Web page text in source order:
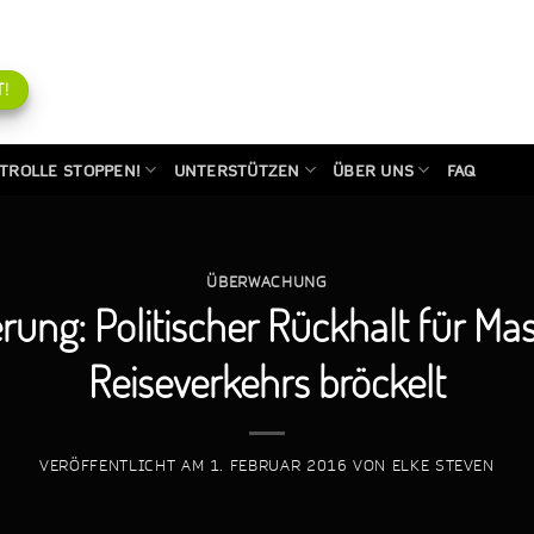
STOPPEN! UNTERSTÜTZEN ÜBER UNS FAQ
ÜBERWACHUNG
Politischer Rückhalt für
Reiseverkehrs bröckelt
VERÖFFENTLICHT AM 1. FEBRUAR 2016 VON ELKE STEVEN